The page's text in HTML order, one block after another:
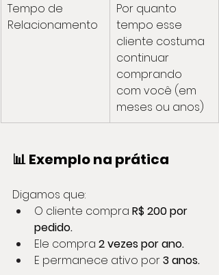
Tempo de
Relacionamento
Por quanto
tempo esse
cliente costuma
continuar
comprando
com você (em
meses ou anos)
📊 Exemplo na prática
Digamos que:
O cliente compra R$ 200 por
pedido.
Ele compra 2 vezes por ano.
E permanece ativo por 3 anos.